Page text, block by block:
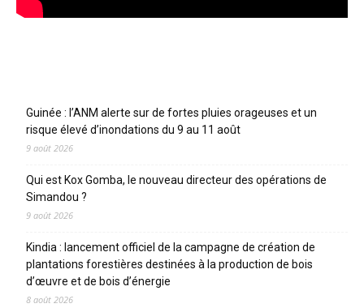
Guinée : l’ANM alerte sur de fortes pluies orageuses et un
risque élevé d’inondations du 9 au 11 août
9 août 2026
Qui est Kox Gomba, le nouveau directeur des opérations de
Simandou ?
9 août 2026
Kindia : lancement officiel de la campagne de création de
plantations forestières destinées à la production de bois
d’œuvre et de bois d’énergie
8 août 2026